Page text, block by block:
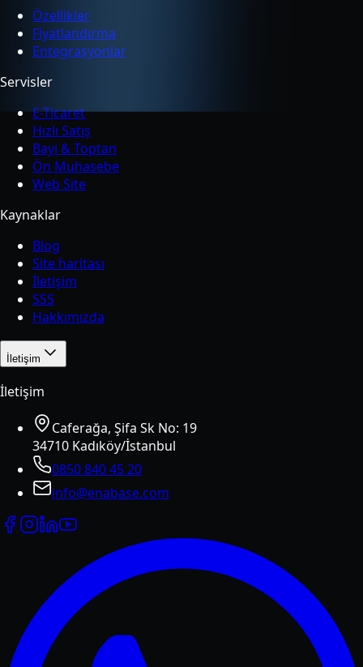
Özellikler
Fiyatlandırma
Entegrasyonlar
Servisler
E-Ticaret
Hızlı Satış
Bayi & Toptan
Ön Muhasebe
Web Site
Kaynaklar
Blog
Site haritası
İletişim
SSS
Hakkımızda
İletişim
İletişim
Caferağa, Şifa Sk No: 19
34710 Kadıköy/İstanbul
0850 840 45 20
info@enabase.com